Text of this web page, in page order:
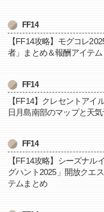
FF14
【FF14攻略】モグコレ
者」まとめ＆報酬アイテム
FF14
【FF14】クレセントアイ
日月島南部のマップと天気
FF14
【FF14攻略】シーズナル
グハント2025」開放クエ
テムまとめ